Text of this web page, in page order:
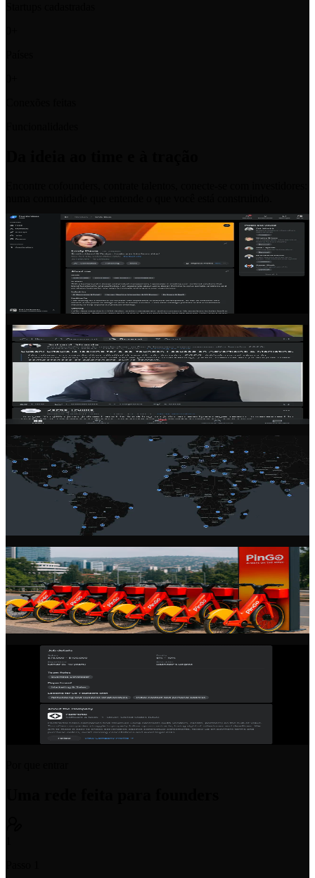
Busca de co-founders
Encontre o co-founder ideal com nosso sistema de matching
inteligente. Filtre por habilidades, localização, setor e nível de
dedicação.
Feed da comunidade
Fique por dentro das novidades da comunidade de founders.
Compartilhe atualizações, faça perguntas e aprenda com
empreendedores experientes.
Rede global
Conecte-se com founders em mais de 100 países. Nossa
comunidade abrange todos os continentes, dando acesso a
perspectivas e mercados diversos.
Perfis de startups
Apresente sua startup com um perfil completo e detalhado.
Compartilhe sua visão, time, progresso e vagas abertas.
Vagas em startups
Publique vagas abertas ou encontre sua próxima posição em uma
startup. Feito para contratações em estágio inicial, com transparência
em equity e remuneração.